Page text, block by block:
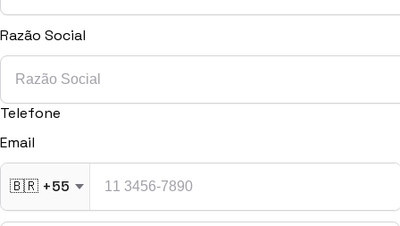
Gestione commessa
Margini, costi e ore per commessa
Fornitori e ordini in un solo hub
Razão Social
Telefone
🇧🇷 +55
Email